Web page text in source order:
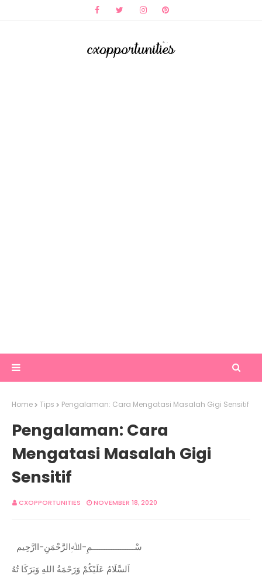
Home Tips Pengalaman: Cara Mengatasi Masalah Gigi Sensitif
Pengalaman: Cara
Mengatasi Masalah Gigi
Sensitif
CXOPPORTUNITIES NOVEMBER 18, 2020